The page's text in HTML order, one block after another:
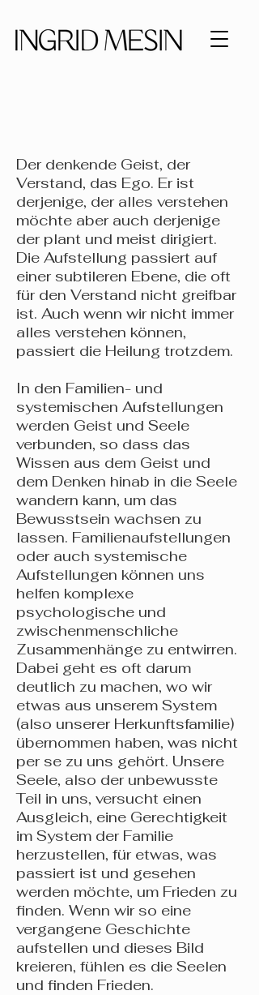
Der denkende Geist, der
Verstand, das Ego. Er ist
derjenige, der alles verstehen
möchte aber auch derjenige
der plant und meist dirigiert.
Die Aufstellung passiert auf
einer subtileren Ebene, die oft
für den Verstand nicht greifbar
ist. Auch wenn wir nicht immer
alles verstehen können,
passiert die Heilung trotzdem.
In den Familien- und
systemischen Aufstellungen
werden Geist und Seele
verbunden, so dass das
Wissen aus dem Geist und
dem Denken hinab in die Seele
wandern kann, um das
Bewusstsein wachsen zu
lassen. Familienaufstellungen
oder auch systemische
Aufstellungen können uns
helfen komplexe
psychologische und
zwischenmenschliche
Zusammenhänge zu entwirren.
Dabei geht es oft darum
deutlich zu machen, wo wir
etwas aus unserem System
(also unserer Herkunftsfamilie)
übernommen haben, was nicht
per se zu uns gehört. Unsere
Seele, also der unbewusste
Teil in uns, versucht einen
Ausgleich, eine Gerechtigkeit
im System der Familie
herzustellen, für etwas, was
passiert ist und gesehen
werden möchte, um Frieden zu
finden. Wenn wir so eine
vergangene Geschichte
aufstellen und dieses Bild
kreieren, fühlen es die Seelen
und finden Frieden.